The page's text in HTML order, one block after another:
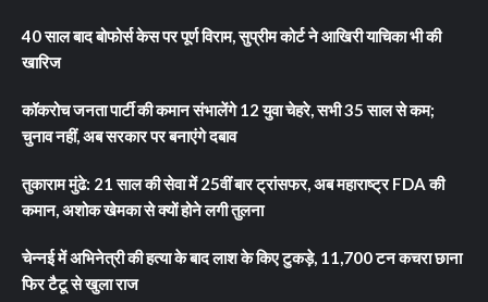
40 साल बाद बोफोर्स केस पर पूर्ण विराम, सुप्रीम कोर्ट ने आखिरी याचिका भी की
खारिज
कॉकरोच जनता पार्टी की कमान संभालेंगे 12 युवा चेहरे, सभी 35 साल से कम;
चुनाव नहीं, अब सरकार पर बनाएंगे दबाव
तुकाराम मुंढे: 21 साल की सेवा में 25वीं बार ट्रांसफर, अब महाराष्ट्र FDA की
कमान, अशोक खेमका से क्यों होने लगी तुलना
चेन्नई में अभिनेत्री की हत्या के बाद लाश के किए टुकड़े, 11,700 टन कचरा छाना
फिर टैटू से खुला राज